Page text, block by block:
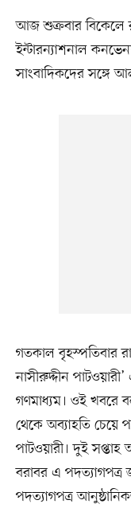
আজ শুক্রবার বিকেলে
ইন্টারন্যাশনাল
সাংবাদিকদের সঙ্গে
গতকাল বৃহস্পতিবার
নাসীরুদ্দীন
গণমাধ্যম। ওই খবরে
থেকে অব্যাহতি চেয়ে
পাটওয়ারী। দুই
বরাবর এ
পদত্যাগপত্র